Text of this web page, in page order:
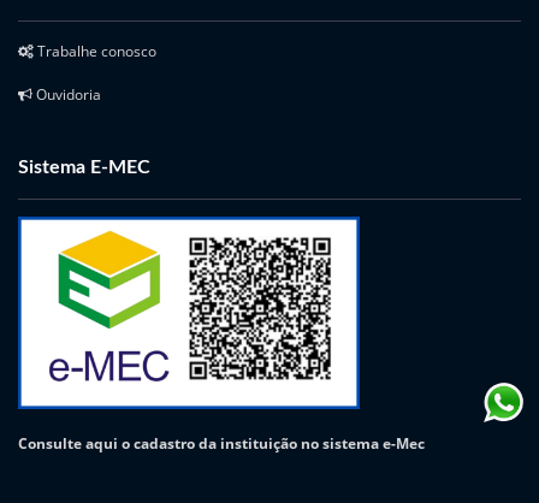
Trabalhe conosco
Ouvidoria
Sistema E-MEC
Consulte aqui o cadastro da instituição no sistema e-Mec